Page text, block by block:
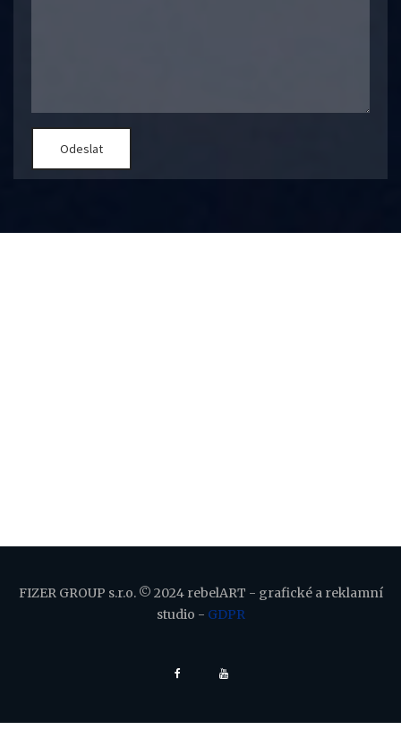
FIZER GROUP s.r.o. © 2024 rebelART - grafické a reklamní
studio - GDPR